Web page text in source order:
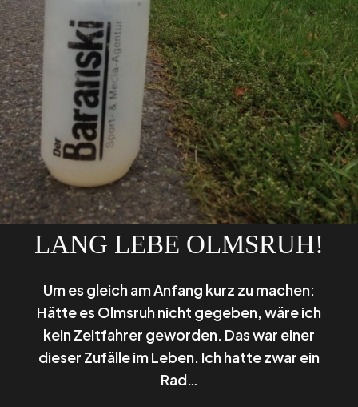
LANG LEBE OLMSRUH!
Um es gleich am Anfang kurz zu machen:
Hätte es Olmsruh nicht gegeben, wäre ich
kein Zeitfahrer geworden. Das war einer
dieser Zufälle im Leben. Ich hatte zwar ein
Rad…